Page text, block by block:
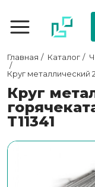
Главная Каталог
Круг металлический
Круг
T11341